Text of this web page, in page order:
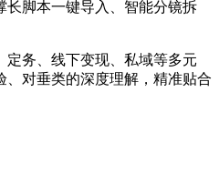
脚本一键导入、智能分镜拆
务、线下变现、私域等多元
对垂类的深度理解，精准贴合